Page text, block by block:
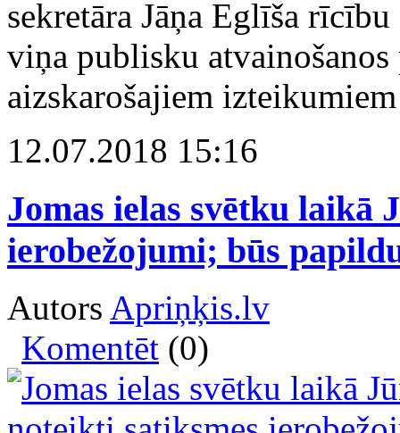
sekretāra Jāņa Eglīša
viņa publisku
aizskarošajiem
12.07.2018 15:16
Jomas ielas svētku laikā
ierobežojumi; būs
Autors Apriņķis.lv
Komentēt (0)